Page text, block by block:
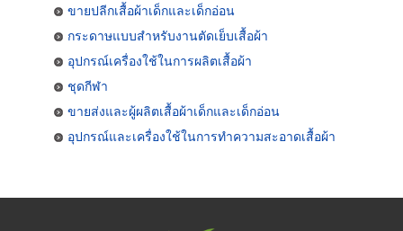
ขายปลีกเสื้อผ้าเด็กและเด็กอ่อน
กระดาษแบบสำหรับงานตัดเย็บเสื้อผ้า
อุปกรณ์เครื่องใช้ในการผลิตเสื้อผ้า
ชุดกีฬา
ขายส่งและผู้ผลิตเสื้อผ้าเด็กและเด็กอ่อน
อุปกรณ์และเครื่องใช้ในการทำความสะอาดเสื้อผ้า